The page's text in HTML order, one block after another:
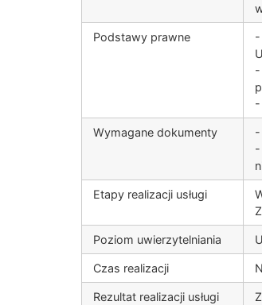
Podstawy prawne
-
-
-
Wymagane dokumenty
-
-
Etapy realizacji usługi
Poziom uwierzytelniania
Czas realizacji
Rezultat realizacji usługi